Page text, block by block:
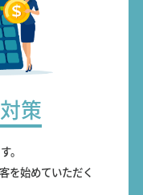
策
。
を始めていただく